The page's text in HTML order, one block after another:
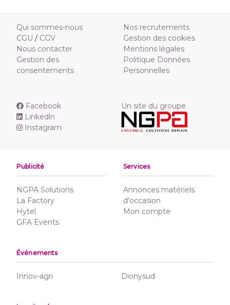
Qui sommes-nous
CGU / CGV
Nous contacter
Gestion des
consentements
Nos recrutements
Gestion des cookies
Mentions légales
Politique Données
Personnelles
Facebook
Linkedln
Instagram
Un site du groupe
Publicité
NGPA Solutions
La Factory
Hytel
GFA Events
Services
Annonces matériels
d'occasion
Mon compte
Événements
Innov-agri Dionysud